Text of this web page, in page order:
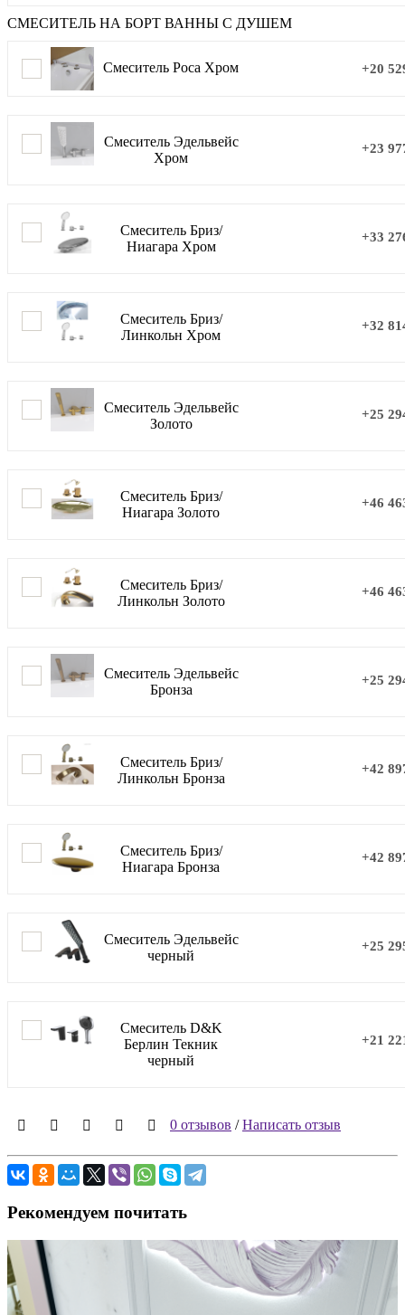
СМЕСИТЕЛЬ НА БОРТ ВАННЫ С ДУШЕМ
Смеситель Роса Хром +20
Смеситель Эдельвейс
Хром
+23
Смеситель Бриз/
Ниагара Хром
+33
Смеситель Бриз/
Линкольн Хром
+32
Смеситель Эдельвейс
Золото
+25
Смеситель Бриз/
Ниагара Золото
+46
Смеситель Бриз/
Линкольн Золото
+46
Смеситель Эдельвейс
Бронза
+25
Смеситель Бриз/
Линкольн Бронза
+42
Смеситель Бриз/
Ниагара Бронза
+42
Смеситель Эдельвейс
черный
+25
Смеситель D&K
Берлин Текник
черный
+21
0 отзывов /Написать отзыв
Рекомендуем почитать